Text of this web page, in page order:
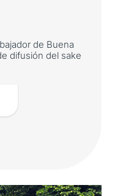
de Buena
difusión del sake